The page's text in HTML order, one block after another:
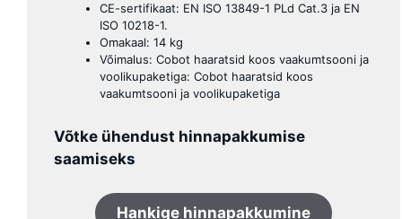
CE-sertifikaat: EN ISO 13849-1 PLd Cat.3 ja EN
ISO 10218-1.
Omakaal: 14 kg
Võimalus: Cobot haaratsid koos vaakumtsooni ja
voolikupaketiga: Cobot haaratsid koos
vaakumtsooni ja voolikupaketiga
Võtke ühendust hinnapakkumise
saamiseks
Hankige hinnapakkumine